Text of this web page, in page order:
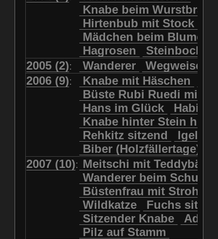
Mädchen beim Blumenpflücken
Mädchen in Regenjacke
Mädchen in Regenjacke und
Mädchen mit Regenmolch
Mädchen mit Schmetterling
Mätti Grossmann-Michel
Meitschi (Rundweg)
Meitschi mit Teddybär
Pilzfraueli Risetenmandli
Sitzender Knabe Tengeler
Wanderer
Wanderer beim Schuhbinden
Wegweiser Wilde Hilde
Wildhüter Wurzelkind
Luchs schreitend
Luchs sitzend Murmeltier
Murmeltiere Rehbockkopf
Rehkitz Rehkitz sitzend
Salamader Schmetterling
Schmetterlinge Schnecke
Schwarznasenschaf
Schwarznasenschaf mit Kalb
Steinbock
Steinbock Steinmarder
Uhu Uhu mit Jungen
Waschbär Wildkatze
Wolf Ziegenkopf
Knabe beim
Hirtenbub mit Stock
Mädchen beim
Hagrosen
Steinbock
2005 (2): Wanderer
Wegweiser
2006 (9): Knabe mit Häschen
Büste Rubi Ruedi mit
Hans im Glück
Knabe hinter Stein
Rehkitz sitzend
Igel
Biber (Holzfällertage)
2007 (10): Meitschi mit Teddybär
Wanderer beim
Büstenfrau mit Strohut
Wildkatze
Fuchs
Sitzender Knabe
Adler
Pilz auf Stamm